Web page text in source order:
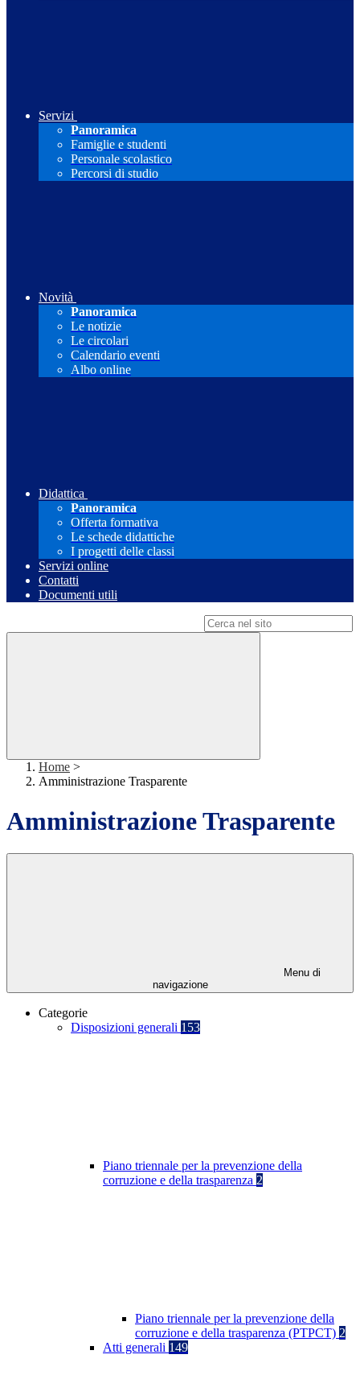
Servizi
Panoramica
Famiglie e studenti
Personale scolastico
Percorsi di studio
Novità
Panoramica
Le notizie
Le circolari
Calendario eventi
Albo online
Didattica
Panoramica
Offerta formativa
Le schede didattiche
I progetti delle classi
Servizi online
Contatti
Documenti utili
Home >
Amministrazione Trasparente
Amministrazione Trasparente
Menu di
navigazione
Categorie
Disposizioni generali 153
Piano triennale per la prevenzione della
corruzione e della trasparenza 2
Piano triennale per la prevenzione della
corruzione e della trasparenza (PTPCT) 2
Atti generali 149